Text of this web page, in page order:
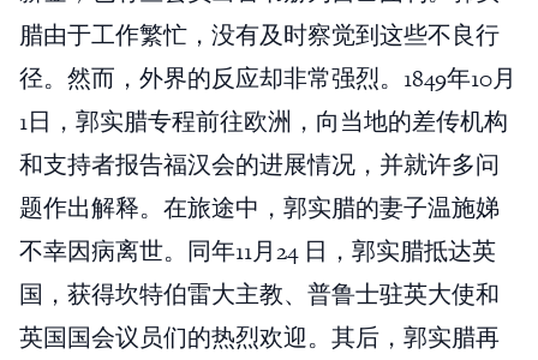
腊由于工作繁忙，没有及时察觉到这些不良行
径。然而，外界的反应却非常强烈。1849年10月
1日，郭实腊专程前往欧洲，向当地的差传机构
和支持者报告福汉会的进展情况，并就许多问
题作出解释。在旅途中，郭实腊的妻子温施娣
不幸因病离世。同年11月24 日，郭实腊抵达英
国，获得坎特伯雷大主教、普鲁士驻英大使和
英国国会议员们的热烈欢迎。其后，郭实腊再